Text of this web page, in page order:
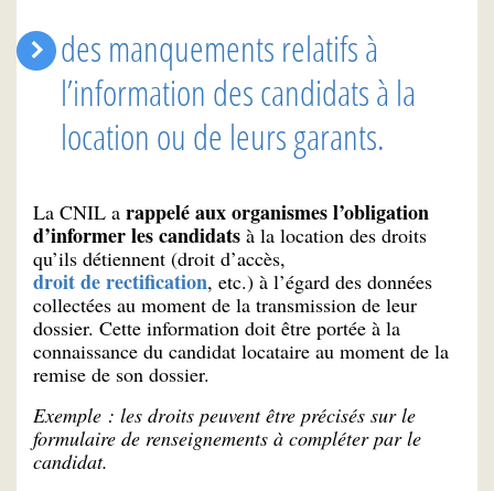
des manquements relatifs à
l’information des candidats à la
location ou de leurs garants.
La CNIL a rappelé aux organismes l’obligation
d’informer les candidats à la location des droits
qu’ils détiennent (droit d’accès,
droit de rectification, etc.) à l’égard des données
collectées au moment de la transmission de leur
dossier. Cette information doit être portée à la
connaissance du candidat locataire au moment de la
remise de son dossier.
Exemple : les droits peuvent être précisés sur le
formulaire de renseignements à compléter par le
candidat.